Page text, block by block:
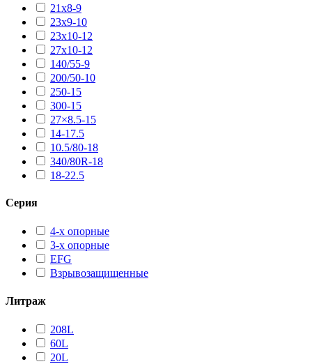
21х8-9
23х9-10
23х10-12
27х10-12
140/55-9
200/50-10
250-15
300-15
27×8.5-15
14-17.5
10.5/80-18
340/80R-18
18-22.5
Серия
4-х опорные
3-х опорные
EFG
Взрывозащищенные
Литраж
208L
60L
20L